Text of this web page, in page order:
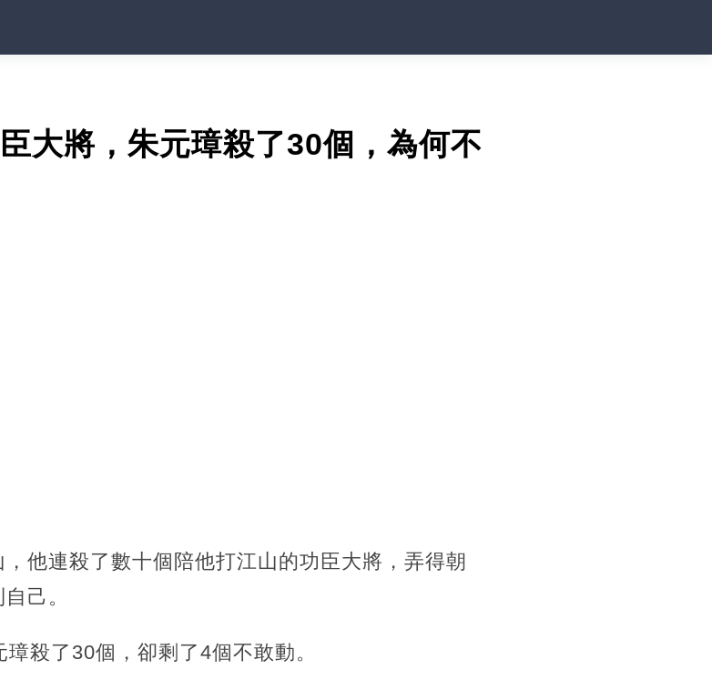
大將，朱元璋殺了30個，為何不
他連殺了數十個陪他打江山的功臣大將，弄得朝
己。
殺了30個，卻剩了4個不敢動。